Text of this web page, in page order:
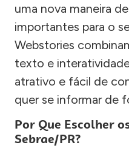
uma nova maneira
importantes para o
Webstories
texto e
atrativo e fácil de
quer se informar de
Por Que Escolher
Sebrae/PR?